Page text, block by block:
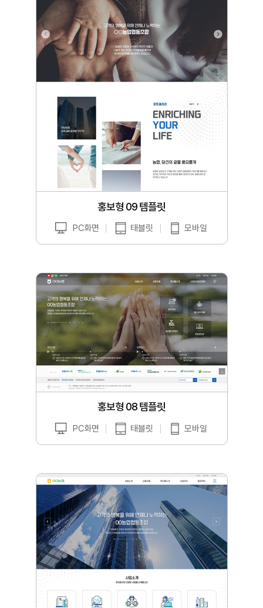
홍보형 09 템플릿
PC화면 태블릿 모바일
홍보형 08 템플릿
PC화면 태블릿 모바일